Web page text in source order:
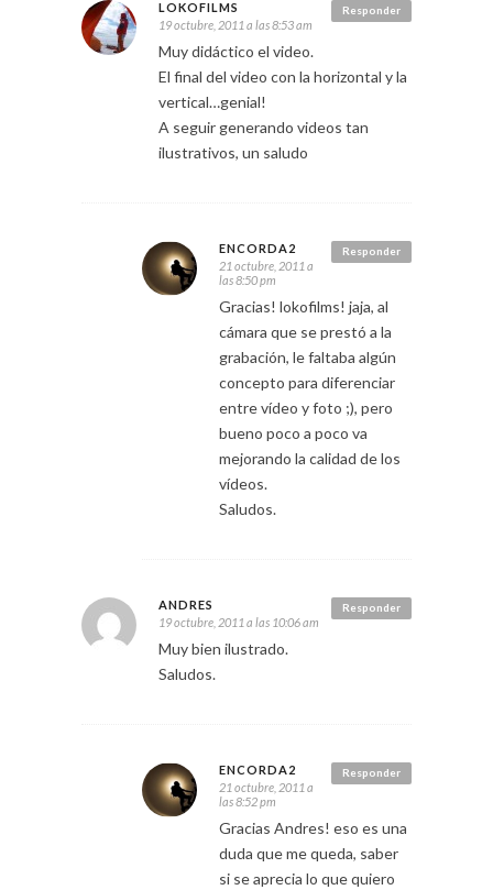
Responder
LOKOFILMS
19 octubre, 2011 a las 8:53 am
Muy didáctico el video.
El final del video con la horizontal y la
vertical…genial!
A seguir generando videos tan
ilustrativos, un saludo
Responder
ENCORDA2
21 octubre, 2011 a
las 8:50 pm
Gracias! lokofilms! jaja, al
cámara que se prestó a la
grabación, le faltaba algún
concepto para diferenciar
entre vídeo y foto ;), pero
bueno poco a poco va
mejorando la calidad de los
vídeos.
Saludos.
Responder
ANDRES
19 octubre, 2011 a las 10:06 am
Muy bien ilustrado.
Saludos.
Responder
ENCORDA2
21 octubre, 2011 a
las 8:52 pm
Gracias Andres! eso es una
duda que me queda, saber
si se aprecia lo que quiero